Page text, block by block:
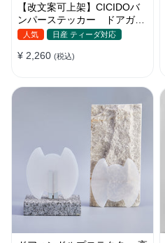
【改文案可上架】CICIDOバ
ンパーステッカー ドアガー
ド 衝突防止プロテクター 耐
人気 日産 ティーダ対応
¥ 2,260 (税込)